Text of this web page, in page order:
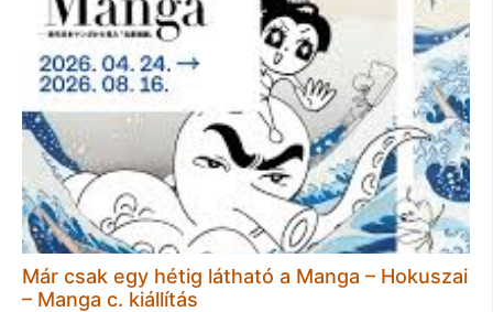
Már csak egy hétig látható a Manga – Hokuszai
– Manga c. kiállítás